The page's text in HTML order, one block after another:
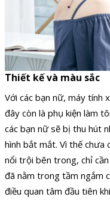
Thiết kế và màu sắc
Với các bạn nữ, máy tính
đây còn là phụ kiện làm
các bạn nữ sẽ bị thu hút
hình bắt mắt. Vì thế chưa
nổi trội bên trong, chỉ
đã nằm trong tầm ngắm
điều quan tâm đầu tiên